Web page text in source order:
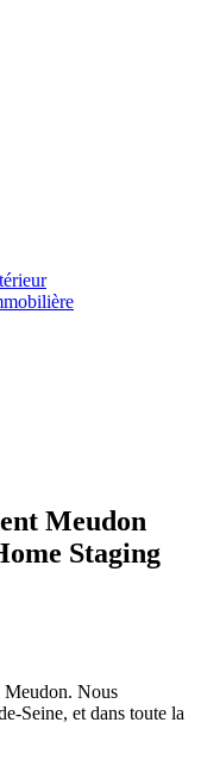
Meudon
Staging
Meudon. Nous
Seine, et dans toute la